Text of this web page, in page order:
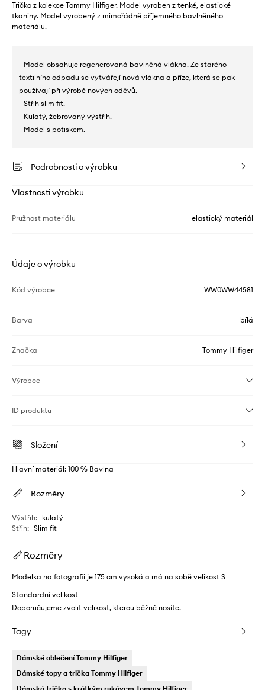
Tričko z kolekce Tommy Hilfiger. Model vyroben z tenké, elastické
tkaniny. Model vyrobený z mimořádně příjemného bavlněného
materiálu.
- Model obsahuje regenerovaná bavlněná vlákna. Ze starého
textilního odpadu se vytvářejí nová vlákna a příze, která se pak
používají při výrobě nových oděvů.
- Střih slim fit.
- Kulatý, žebrovaný výstřih.
- Model s potiskem.
Podrobnosti o výrobku
Vlastnosti výrobku
Pružnost materiálu elastický materiál
Údaje o výrobku
Kód výrobce WW0WW44581
Barva bílá
Značka Tommy Hilfiger
Výrobce
ID produktu
Složení
Hlavní materiál: 100 % Bavlna
Rozměry
Výstřih: kulatý
Střih: Slim fit
Rozměry
Modelka na fotografii je 175 cm vysoká a má na sobě velikost S
Standardní velikost
Doporučujeme zvolit velikost, kterou běžně nosíte.
Tagy
Dámské oblečení Tommy Hilfiger
Dámské topy a trička Tommy Hilfiger